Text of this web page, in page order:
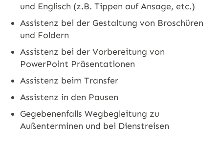
und Englisch (z.B. Tippen auf Ansage, etc.)
Assistenz bei der Gestaltung von Broschüren
und Foldern
Assistenz bei der Vorbereitung von
PowerPoint Präsentationen
Assistenz beim Transfer
Assistenz in den Pausen
Gegebenenfalls Wegbegleitung zu
Außenterminen und bei Dienstreisen